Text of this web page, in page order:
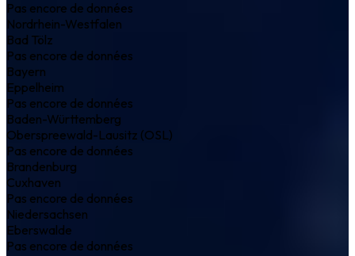
Pas encore de données
Nordrhein-Westfalen
Bad Tölz
Pas encore de données
Bayern
Eppelheim
Pas encore de données
Baden-Württemberg
Oberspreewald-Lausitz (OSL)
Pas encore de données
Brandenburg
Cuxhaven
Pas encore de données
Niedersachsen
Eberswalde
Pas encore de données